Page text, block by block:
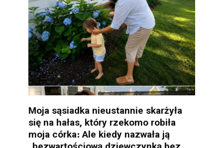
Moja sąsiadka nieustannie skarżyła
się na hałas, który rzekomo robiła
moja córka։ Ale kiedy nazwała ją